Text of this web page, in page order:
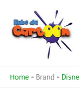
contenuto
Home - Brand -